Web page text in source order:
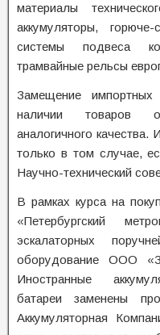
материалы
аккумуляторы,
системы подвеса
трамвайные рельсы
Замещение импортных
наличии товаров
аналогичного качества.
только в том случае,
Научно-технический
В рамках курса на
«Петербургский
эскалаторных
оборудование ООО
Иностранные
батареи заменены
Аккумуляторная